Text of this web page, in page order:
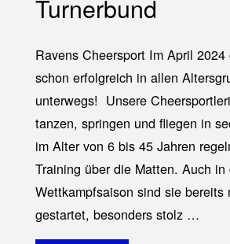
Turnerbund
Ravens Cheersport Im April
schon erfolgreich in allen
unterwegs! Unsere
tanzen, springen und fliegen in
im Alter von 6 bis 45 Jahren
Training über die Matten. Auch in
Wettkampfsaison sind sie bereits
gestartet, besonders stolz …